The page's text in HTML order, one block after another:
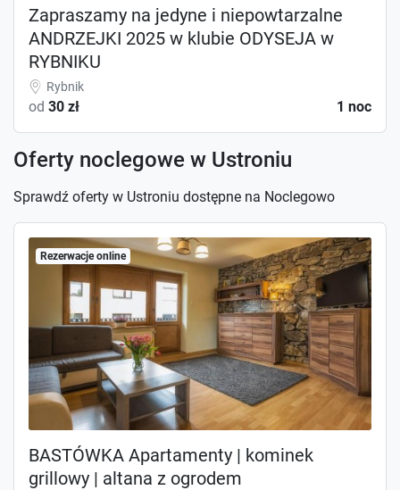
Zapraszamy na jedyne i niepowtarzalne
ANDRZEJKI 2025 w klubie ODYSEJA w
RYBNIKU
Rybnik
od 30 zł 1 noc
Oferty noclegowe w Ustroniu
Sprawdź oferty w Ustroniu dostępne na Noclegowo
Rezerwacje online
BASTÓWKA Apartamenty | kominek
grillowy | altana z ogrodem